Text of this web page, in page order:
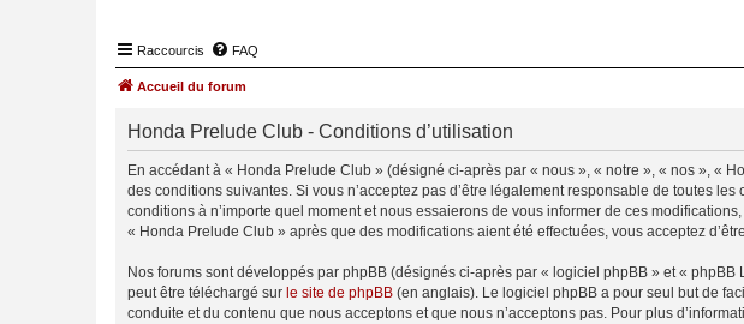
Raccourcis FAQ
Accueil du forum
Honda Prelude Club - Conditions d’utilisation
En accédant à « Honda Prelude Club » (désigné ci-après par « nous », « notre », « nos », «
des conditions suivantes. Si vous n’acceptez pas d’être légalement responsable de toutes
conditions à n’importe quel moment et nous essaierons de vous informer de ces
« Honda Prelude Club » après que des modifications aient été effectuées, vous acceptez
Nos forums sont développés par phpBB (désignés ci-après par « logiciel phpBB » et «
peut être téléchargé sur le site de phpBB (en anglais). Le logiciel phpBB a pour seul but de
conduite et du contenu que nous acceptons et que nous n’acceptons pas. Pour plus